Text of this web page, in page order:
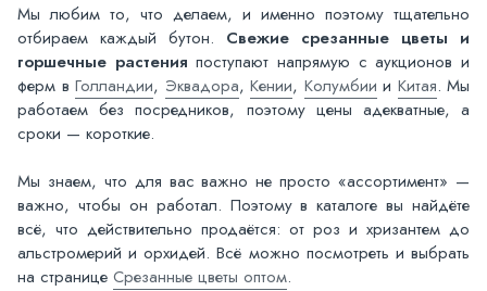
Мы любим то, что делаем, и именно поэтому тщательно
отбираем каждый бутон. Свежие срезанные цветы и
горшечные растения поступают напрямую с аукционов и
ферм в Голландии, Эквадора, Кении, Колумбии и Китая. Мы
работаем без посредников, поэтому цены адекватные, а
сроки — короткие.
Мы знаем, что для вас важно не просто «ассортимент» —
важно, чтобы он работал. Поэтому в каталоге вы найдёте
всё, что действительно продаётся: от роз и хризантем до
альстромерий и орхидей. Всё можно посмотреть и выбрать
на странице Срезанные цветы оптом.